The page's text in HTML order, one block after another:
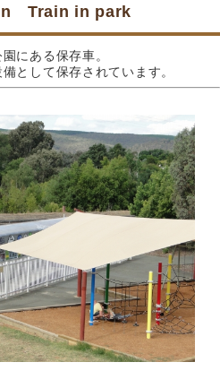
Train in park
にある保存車。
として保存されています。